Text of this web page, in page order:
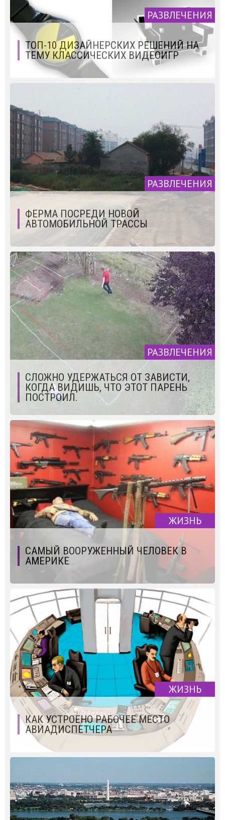
РАЗВЛЕЧЕНИЯ
ТОП-10 ДИЗАЙНЕРСКИХ РЕШЕНИЙ НА
ТЕМУ КЛАССИЧЕСКИХ ВИДЕОИГР
РАЗВЛЕЧЕНИЯ
ФЕРМА ПОСРЕДИ НОВОЙ
АВТОМОБИЛЬНОЙ ТРАССЫ
РАЗВЛЕЧЕНИЯ
СЛОЖНО УДЕРЖАТЬСЯ ОТ ЗАВИСТИ,
КОГДА ВИДИШЬ, ЧТО ЭТОТ ПАРЕНЬ
ПОСТРОИЛ.
ЖИЗНЬ
САМЫЙ ВООРУЖЕННЫЙ ЧЕЛОВЕК В
АМЕРИКЕ
ЖИЗНЬ
КАК УСТРОЕНО РАБОЧЕЕ МЕСТО
АВИАДИСПЕТЧЕРА